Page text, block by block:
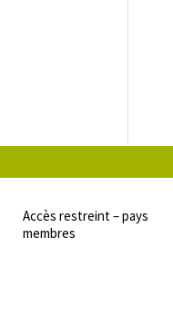
Accès restreint – pays
membres